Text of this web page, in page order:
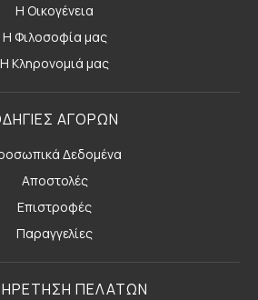
Η Οικογένεια
Η Φιλοσοφία μας
Η Κληρονομιά μας
ΑΓΟΡΩΝ
Δεδομένα
Αποστολές
Επιστροφές
Παραγγελίες
ΠΕΛΑΤΩΝ